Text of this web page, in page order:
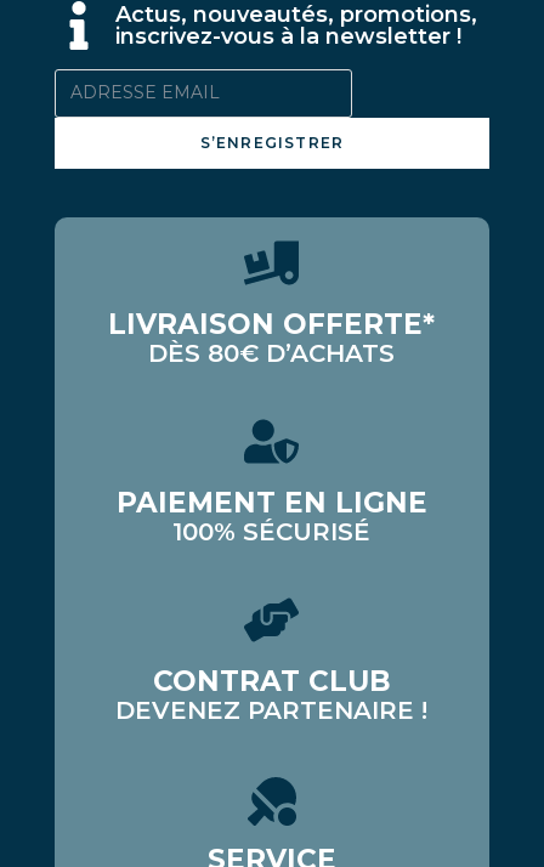
Actus, nouveautés, promotions,
inscrivez-vous à la newsletter !
S’ENREGISTRER
LIVRAISON OFFERTE*
DÈS 80€ D’ACHATS
PAIEMENT EN LIGNE
100% SÉCURISÉ
CONTRAT CLUB
DEVENEZ PARTENAIRE !
SERVICE